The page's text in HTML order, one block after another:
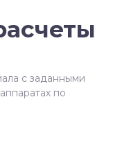
с заданными
по